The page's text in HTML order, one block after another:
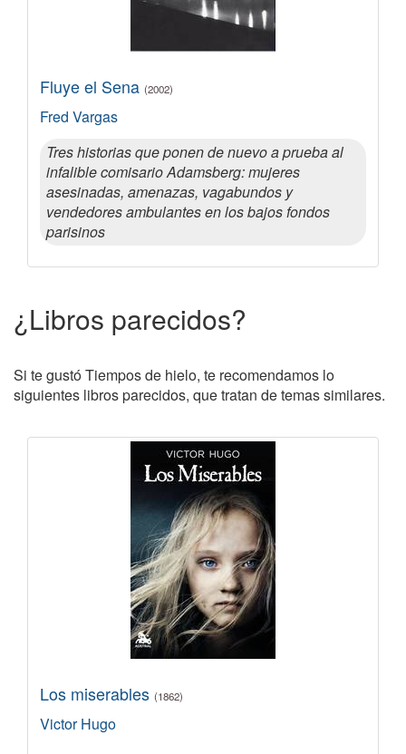
Fluye el Sena (2002)
Fred Vargas
Tres historias que ponen de nuevo a prueba al
infalible comisario Adamsberg: mujeres
asesinadas, amenazas, vagabundos y
vendedores ambulantes en los bajos fondos
parisinos
¿Libros parecidos?
Si te gustó Tiempos de hielo, te recomendamos lo
siguientes libros parecidos, que tratan de temas similares.
Los miserables (1862)
Victor Hugo